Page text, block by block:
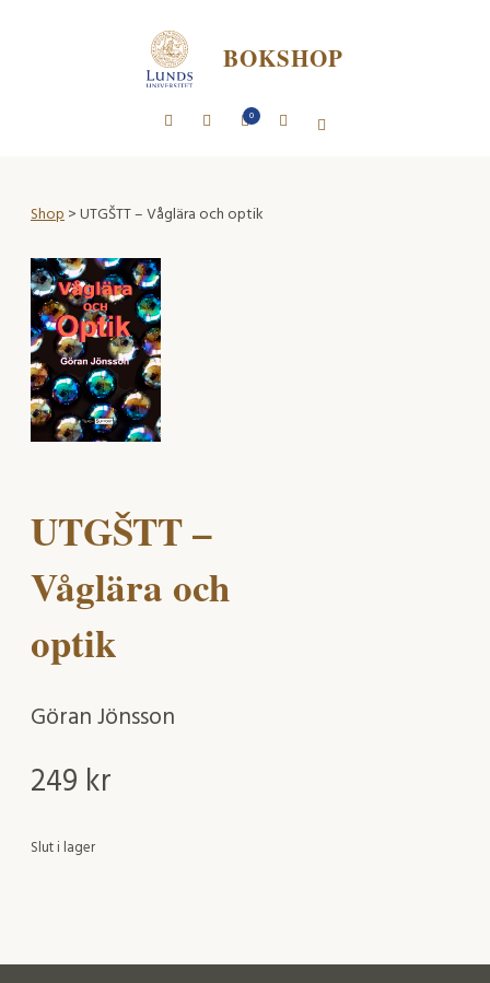
BOKSHOP
0
Shop> UTGŠTT – Våglära och optik
UTGŠTT –
Våglära och
optik
Göran Jönsson
249 kr
Slut i lager